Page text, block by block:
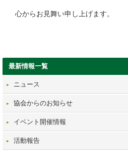
心からお見舞い申し上げます。
最新情報一覧
ニュース
協会からのお知らせ
イベント開催情報
活動報告